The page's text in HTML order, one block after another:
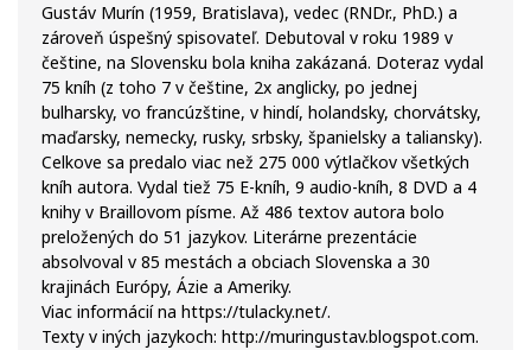
Gustáv Murín (1959, Bratislava), vedec (RNDr., PhD.) a
zároveň úspešný spisovateľ. Debutoval v roku 1989 v
češtine, na Slovensku bola kniha zakázaná. Doteraz vydal
75 kníh (z toho 7 v češtine, 2x anglicky, po jednej
bulharsky, vo francúzštine, v hindí, holandsky, chorvátsky,
maďarsky, nemecky, rusky, srbsky, španielsky a taliansky).
Celkove sa predalo viac než 275 000 výtlačkov všetkých
kníh autora. Vydal tiež 75 E-kníh, 9 audio-kníh, 8 DVD a 4
knihy v Braillovom písme. Až 486 textov autora bolo
preložených do 51 jazykov. Literárne prezentácie
absolvoval v 85 mestách a obciach Slovenska a 30
krajinách Európy, Ázie a Ameriky.
Viac informácií na https://tulacky.net/.
Texty v iných jazykoch: http://muringustav.blogspot.com.